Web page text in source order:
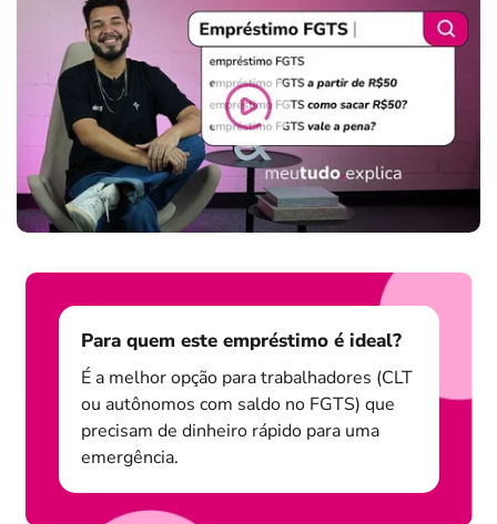
Para quem este empréstimo é ideal?
É a melhor opção para trabalhadores (CLT
ou autônomos com saldo no FGTS) que
precisam de dinheiro rápido para uma
emergência.